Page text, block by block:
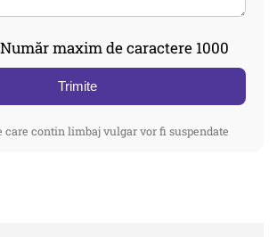
maxim de caractere 1000
Trimite
care contin limbaj vulgar vor fi suspendate